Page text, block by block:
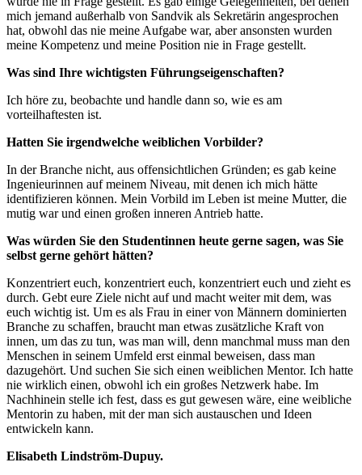
mich jemand außerhalb von Sandvik als Sekretärin angesprochen
hat, obwohl das nie meine Aufgabe war, aber ansonsten wurden
meine Kompetenz und meine Position nie in Frage gestellt.
Was sind Ihre wichtigsten Führungseigenschaften?
Ich höre zu, beobachte und handle dann so, wie es am
vorteilhaftesten ist.
Hatten Sie irgendwelche weiblichen Vorbilder?
In der Branche nicht, aus offensichtlichen Gründen; es gab keine
Ingenieurinnen auf meinem Niveau, mit denen ich mich hätte
identifizieren können. Mein Vorbild im Leben ist meine Mutter, die
mutig war und einen großen inneren Antrieb hatte.
Was würden Sie den Studentinnen heute gerne sagen, was Sie
selbst gerne gehört hätten?
Konzentriert euch, konzentriert euch, konzentriert euch und zieht es
durch. Gebt eure Ziele nicht auf und macht weiter mit dem, was
euch wichtig ist. Um es als Frau in einer von Männern dominierten
Branche zu schaffen, braucht man etwas zusätzliche Kraft von
innen, um das zu tun, was man will, denn manchmal muss man den
Menschen in seinem Umfeld erst einmal beweisen, dass man
dazugehört. Und suchen Sie sich einen weiblichen Mentor. Ich hatte
nie wirklich einen, obwohl ich ein großes Netzwerk habe. Im
Nachhinein stelle ich fest, dass es gut gewesen wäre, eine weibliche
Mentorin zu haben, mit der man sich austauschen und Ideen
entwickeln kann.
Elisabeth Lindström-Dupuy.